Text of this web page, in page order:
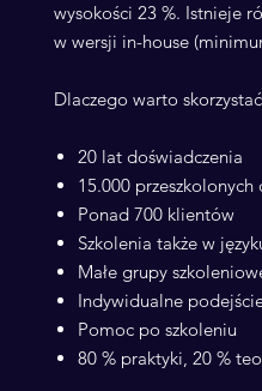
wysokości 23 %. Istnieje
w wersji in-house
Dlaczego warto
20 lat doświadczenia
15.000 przeszkolonych
Ponad 700 klientów
Szkolenia także w
Małe grupy
Indywidualne
Pomoc po szkoleniu
80 % praktyki, 20 %